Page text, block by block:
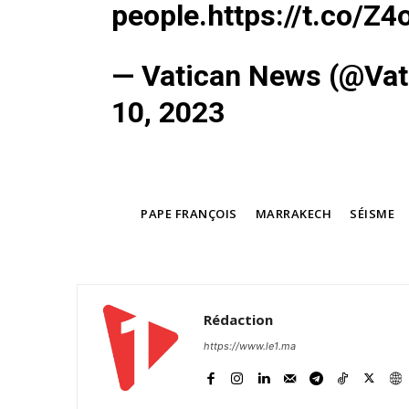
Le pape François exprime son
Dans sa bénédiction urbi et orbi,
François a réaffirmé dimanche
au Pacte Mondial sur les
people.https://t.co/
— Vatican News
10, 2023
PAPE FRANÇOIS MARRAKECH SÉISME
Rédaction
https://www.le1.ma